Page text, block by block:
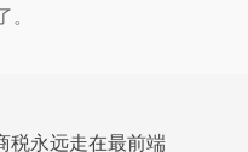
。
税永远走在最前端